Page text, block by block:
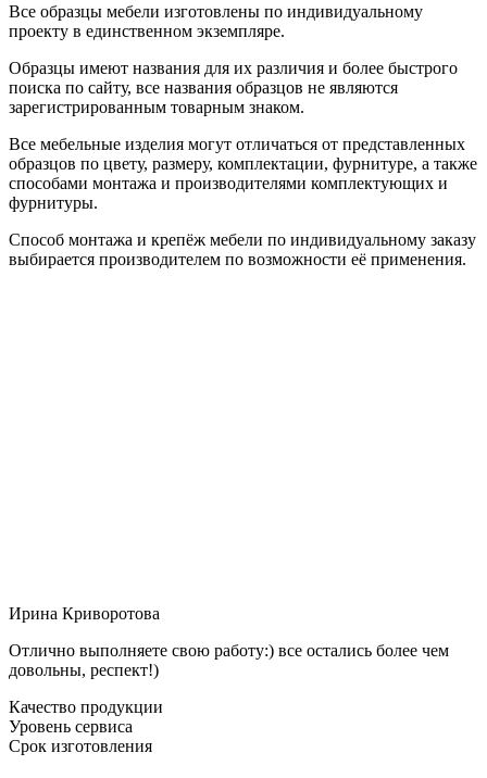
Все образцы мебели изготовлены по индивидуальному
проекту в единственном экземпляре.
Образцы имеют названия для их различия и более быстрого
поиска по сайту, все названия образцов не являются
зарегистрированным товарным знаком.
Все мебельные изделия могут отличаться от представленных
образцов по цвету, размеру, комплектации, фурнитуре, а также
способами монтажа и производителями комплектующих и
фурнитуры.
Способ монтажа и крепёж мебели по индивидуальному заказу
выбирается производителем по возможности её применения.
Ирина Криворотова
Отлично выполняете свою работу:) все остались более чем
довольны, респект!)
Качество продукции
Уровень сервиса
Срок изготовления